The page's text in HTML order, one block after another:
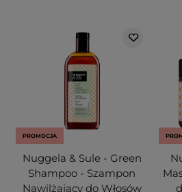
PROMOCJA
Nuggela & Sule - Green
Shampoo - Szampon
Nawilżający do Włosów